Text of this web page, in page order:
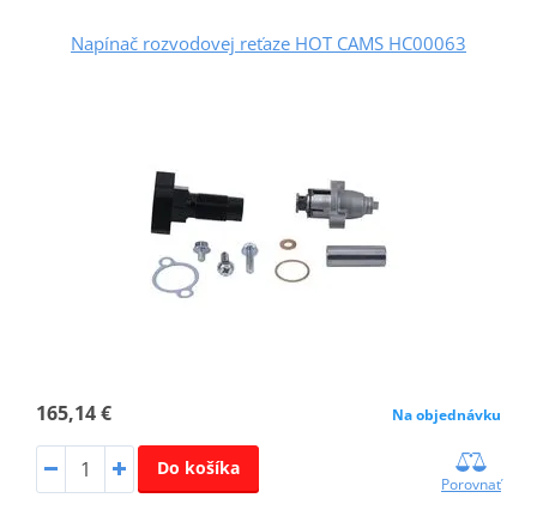
Napínač rozvodovej reťaze HOT CAMS HC00063
165,14 € Na objednávku
Do košíka
Porovnať